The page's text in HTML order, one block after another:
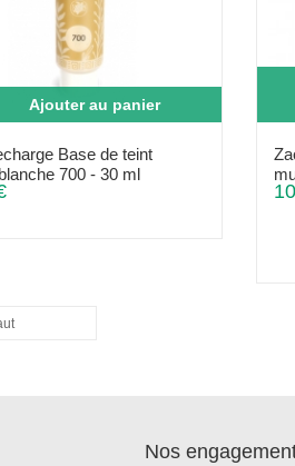
Ajouter au panier
Base de teint
700 - 30 ml
Nos